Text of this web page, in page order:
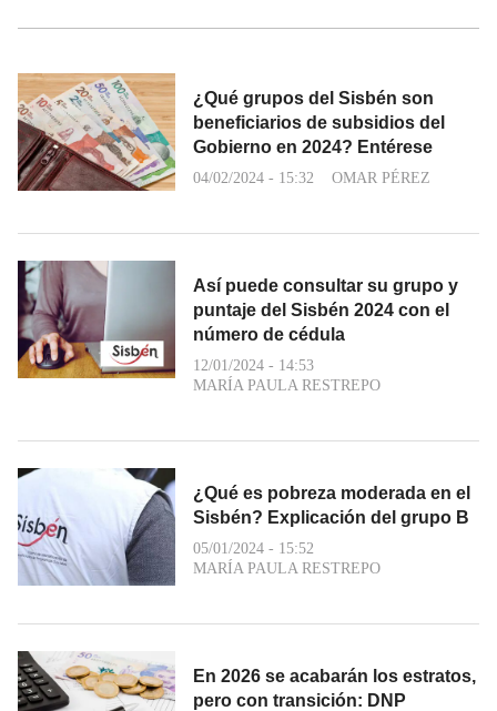
¿Qué grupos del Sisbén son
beneficiarios de subsidios del
Gobierno en 2024? Entérese
04/02/2024 - 15:32 OMAR PÉREZ
Así puede consultar su grupo y
puntaje del Sisbén 2024 con el
número de cédula
12/01/2024 - 14:53
MARÍA PAULA RESTREPO
¿Qué es pobreza moderada en el
Sisbén? Explicación del grupo B
05/01/2024 - 15:52
MARÍA PAULA RESTREPO
En 2026 se acabarán los estratos,
pero con transición: DNP